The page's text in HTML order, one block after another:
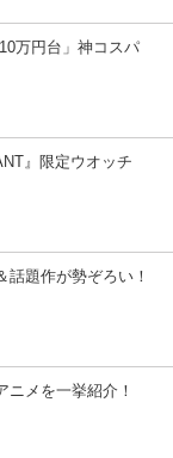
万円台」神コスパ
』限定ウオッチ
話題作が勢ぞろい！
ニメを一挙紹介！